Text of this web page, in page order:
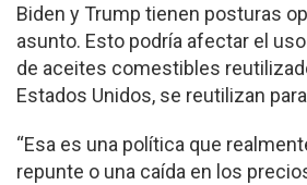
Biden y Trump tienen posturas
asunto. Esto podría afectar el
de aceites comestibles
Estados Unidos, se reutilizan
“Esa es una política que
repunte o una caída en los